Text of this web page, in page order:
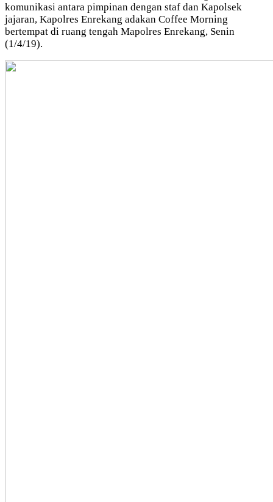
komunikasi antara pimpinan dengan staf dan Kapolsek
jajaran, Kapolres Enrekang adakan Coffee Morning
bertempat di ruang tengah Mapolres Enrekang, Senin
(1/4/19).